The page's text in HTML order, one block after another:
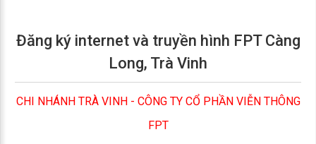
Đăng ký internet và truyền hình FPT Càng
Long, Trà Vinh
CHI NHÁNH TRÀ VINH - CÔNG TY CỔ PHẦN VIỄN THÔNG
FPT